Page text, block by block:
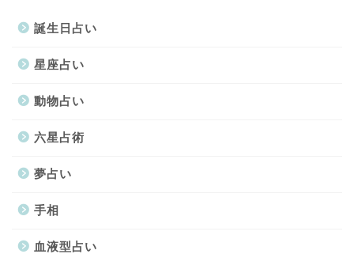
誕生日占い
星座占い
動物占い
六星占術
夢占い
手相
血液型占い